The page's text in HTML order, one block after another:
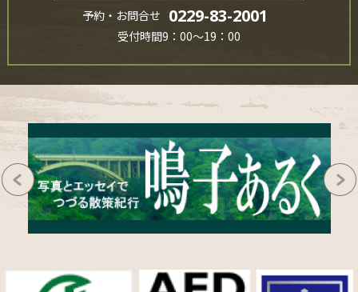
予約・お問合せ 0229-83-2001
受付時間9：00～19：00